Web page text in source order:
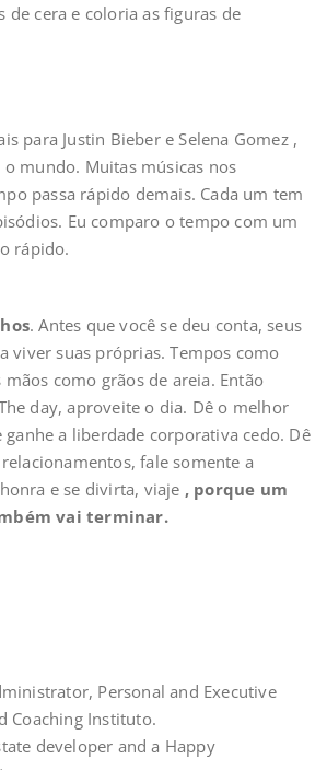
de cera e coloria as figuras de
para Justin Bieber e Selena Gomez ,
o mundo. Muitas músicas nos
passa rápido demais. Cada um tem
Eu comparo o tempo com um
rápido.
. Antes que você se deu conta, seus
viver suas próprias. Tempos como
mãos como grãos de areia. Então
day, aproveite o dia. Dê o melhor
a liberdade corporativa cedo. Dê
fale somente a
e se divirta, viaje , porque um
vai terminar.
Personal and Executive
Coaching Instituto.
developer and a Happy